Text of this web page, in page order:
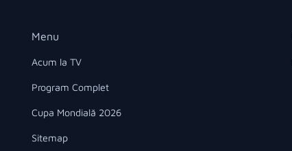
Menu
Acum la TV
Program Complet
Cupa Mondială 2026
Sitemap